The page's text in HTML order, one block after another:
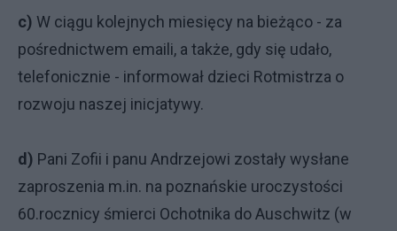
c) W ciągu kolejnych miesięcy na bieżąco - za
pośrednictwem emaili, a także, gdy się udało,
telefonicznie - informował dzieci Rotmistrza o
rozwoju naszej inicjatywy.
d) Pani Zofii i panu Andrzejowi zostały wysłane
zaproszenia m.in. na poznańskie uroczystości
60.rocznicy śmierci Ochotnika do Auschwitz (w